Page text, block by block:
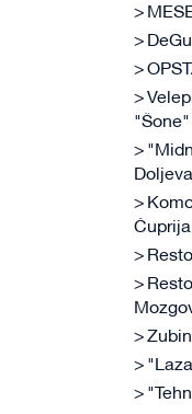
Ćuprija